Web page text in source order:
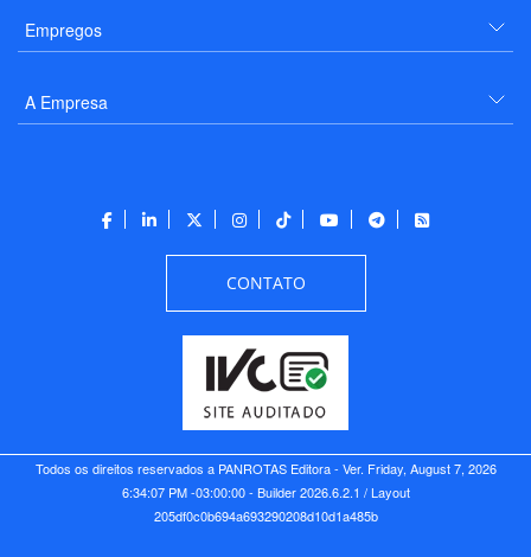
Empregos
A Empresa
CONTATO
Todos os direitos reservados a PANROTAS Editora - Ver. Friday, August 7, 2026
6:34:07 PM -03:00:00 - Builder 2026.6.2.1 / Layout
205df0c0b694a693290208d10d1a485b